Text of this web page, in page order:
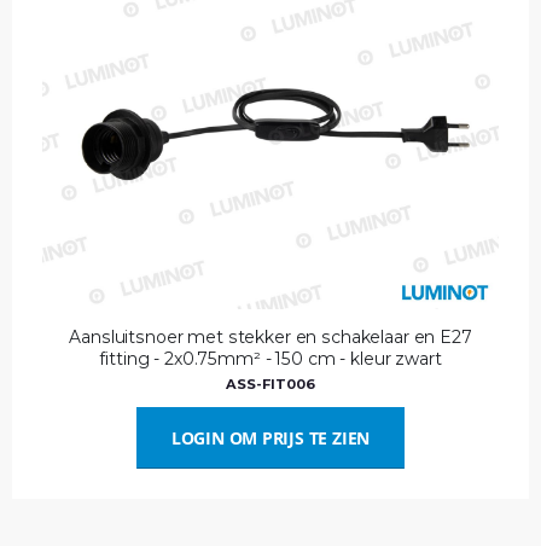
Aansluitsnoer met stekker en schakelaar en E27
fitting - 2x0.75mm² - 150 cm - kleur zwart
ASS-FIT006
LOGIN OM PRIJS TE ZIEN